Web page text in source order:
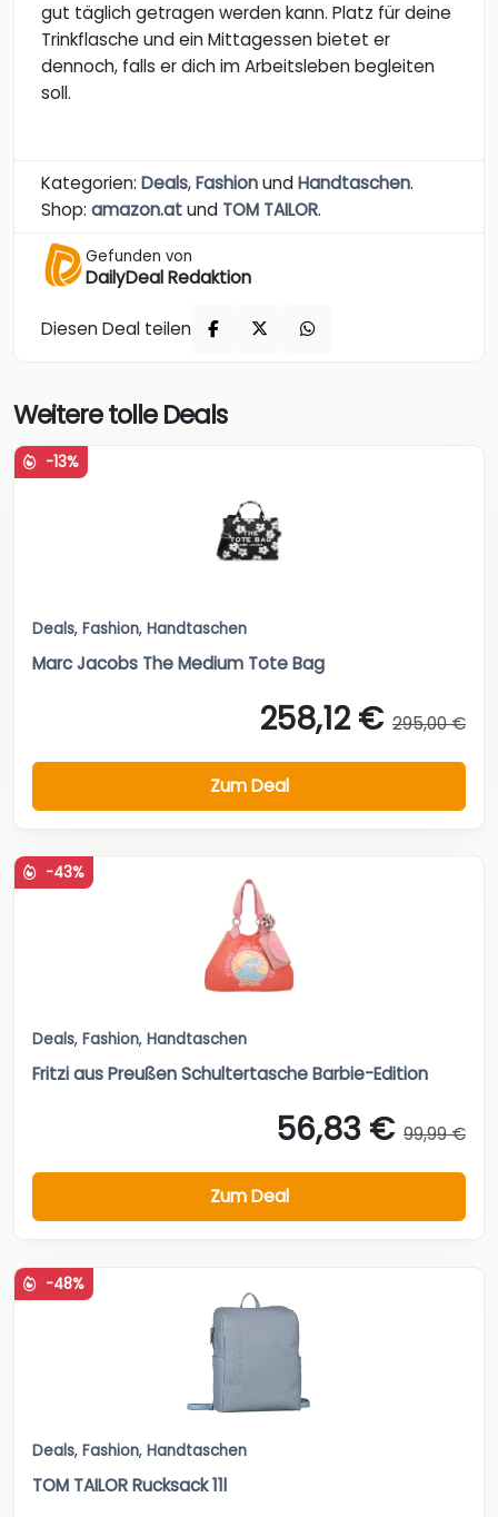
gut täglich getragen werden kann. Platz für deine
Trinkflasche und ein Mittagessen bietet er
dennoch, falls er dich im Arbeitsleben begleiten
soll.
Kategorien: Deals,FashionundHandtaschen.
Shop: amazon.atund TOM TAILOR.
Gefunden von
DailyDeal Redaktion
Diesen Deal teilen
Weitere tolle Deals
-13%
Deals, Fashion, Handtaschen
Marc Jacobs The Medium Tote Bag
258,12 € 295,00 €
Zum Deal
-43%
Deals, Fashion, Handtaschen
Fritzi aus Preußen Schultertasche Barbie-Edition
56,83 € 99,99 €
Zum Deal
-48%
Deals, Fashion, Handtaschen
TOM TAILOR Rucksack 11l